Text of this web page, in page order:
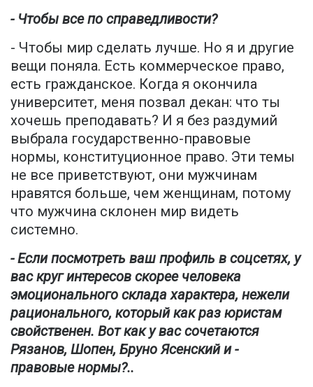
- Чтобы все по справедливости?
- Чтобы мир сделать лучше. Но я и другие
вещи поняла. Есть коммерческое право,
есть гражданское. Когда я окончила
университет, меня позвал декан: что ты
хочешь преподавать? И я без раздумий
выбрала государственно-правовые
нормы, конституционное право. Эти темы
не все приветствуют, они мужчинам
нравятся больше, чем женщинам, потому
что мужчина склонен мир видеть
системно.
- Если посмотреть ваш профиль в соцсетях, у
вас круг интересов скорее человека
эмоционального склада характера, нежели
рационального, который как раз юристам
свойственен. Вот как у вас сочетаются
Рязанов, Шопен, Бруно Ясенский и -
правовые нормы?..